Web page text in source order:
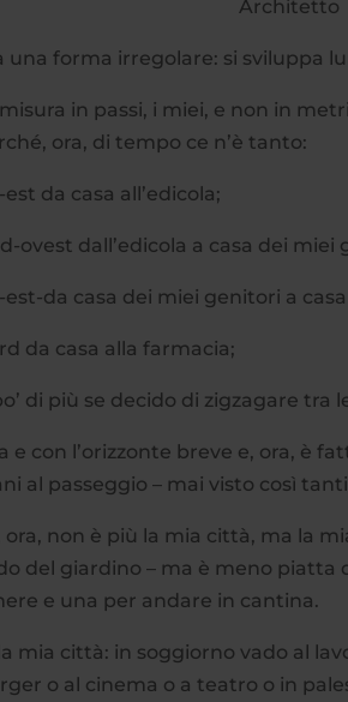
Architetto
una forma irregolare: si sviluppa
in passi, i miei, e non in
ora, di tempo ce n’è tanto:
da casa all’edicola;
ovest dall’edicola a casa dei miei
est-da casa dei miei genitori a
da casa alla farmacia;
di più se decido di zigzagare tra
e con l’orizzonte breve e, ora, è
al passeggio – mai visto così
non è più la mia città, ma la
del giardino – ma è meno piatta
e una per andare in cantina.
mia città: in soggiorno vado al
o al cinema o a teatro o in